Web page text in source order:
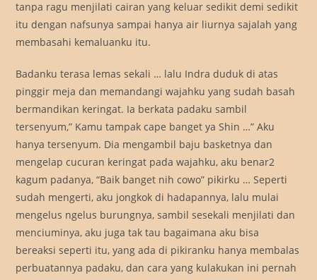
tanpa ragu menjilati cairan yang keluar sedikit demi sedikit
itu dengan nafsunya sampai hanya air liurnya sajalah yang
membasahi kemaluanku itu.
Badanku terasa lemas sekali … lalu Indra duduk di atas
pinggir meja dan memandangi wajahku yang sudah basah
bermandikan keringat. Ia berkata padaku sambil
tersenyum,” Kamu tampak cape banget ya Shin …” Aku
hanya tersenyum. Dia mengambil baju basketnya dan
mengelap cucuran keringat pada wajahku, aku benar2
kagum padanya, “Baik banget nih cowo” pikirku … Seperti
sudah mengerti, aku jongkok di hadapannya, lalu mulai
mengelus ngelus burungnya, sambil sesekali menjilati dan
menciuminya, aku juga tak tau bagaimana aku bisa
bereaksi seperti itu, yang ada di pikiranku hanya membalas
perbuatannya padaku, dan cara yang kulakukan ini pernah